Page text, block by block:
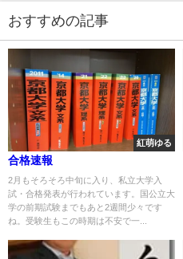
おすすめの記事
紅萌ゆる
合格速報
2月もそろそろ中旬に入り、私立大学入
試・合格発表が行われています。国公立大
学の前期試験までもあと2週間少々です
ね。受験生もこの時期は不安で一...